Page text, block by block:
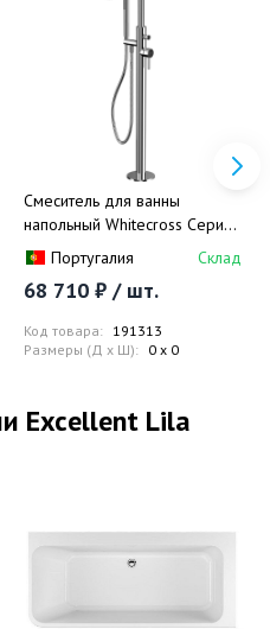
Смеситель для ванны
напольный Whitecross Серия
Y Y1233CR (хром)
Португалия Склад
68 710 ₽ / шт.
Код товара: 191313
Размеры (Д x Ш): 0 x 0
Excellent Lila